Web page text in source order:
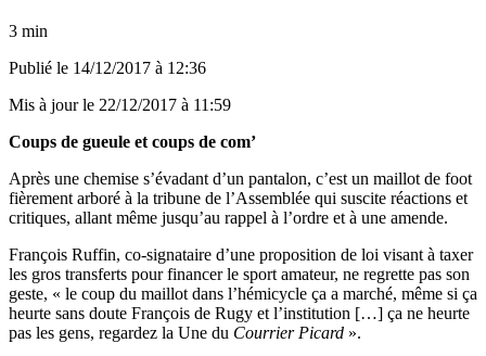
3 min
Publié le 14/12/2017 à 12:36
Mis à jour le 22/12/2017 à 11:59
Coups de gueule et coups de com’
Après une chemise s’évadant d’un pantalon, c’est un maillot de foot
fièrement arboré à la tribune de l’Assemblée qui suscite réactions et
critiques, allant même jusqu’au rappel à l’ordre et à une amende.
François Ruffin, co-signataire d’une proposition de loi visant à taxer
les gros transferts pour financer le sport amateur, ne regrette pas son
geste, « le coup du maillot dans l’hémicycle ça a marché, même si ça
heurte sans doute François de Rugy et l’institution […] ça ne heurte
pas les gens, regardez la Une du Courrier Picard ».